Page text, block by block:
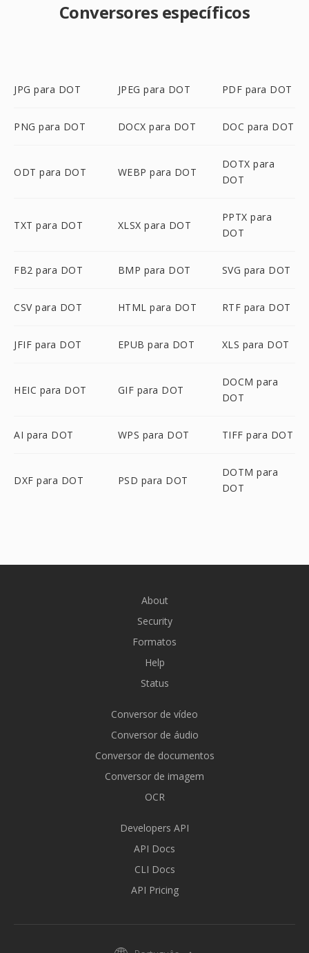
Conversores específicos
JPG para DOT JPEG para DOT PDF para DOT
PNG para DOT DOCX para DOT DOC para DOT
ODT para DOT WEBP para DOT
DOTX para
DOT
TXT para DOT XLSX para DOT
PPTX para
DOT
FB2 para DOT BMP para DOT SVG para DOT
CSV para DOT HTML para DOT RTF para DOT
JFIF para DOT EPUB para DOT XLS para DOT
HEIC para DOT GIF para DOT
DOCM para
DOT
AI para DOT WPS para DOT TIFF para DOT
DXF para DOT PSD para DOT
DOTM para
DOT
About
Security
Formatos
Help
Status
Conversor de vídeo
Conversor de áudio
Conversor de documentos
Conversor de imagem
OCR
Developers API
API Docs
CLI Docs
API Pricing